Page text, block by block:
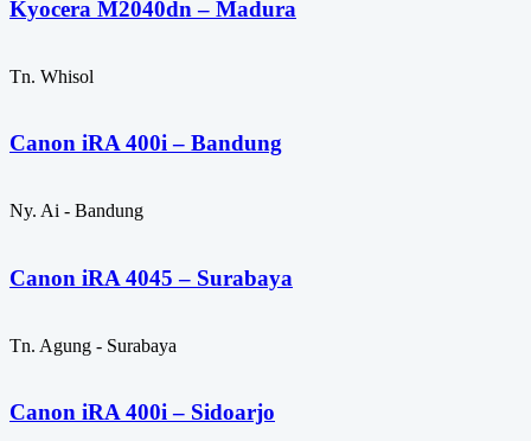
Kyocera M2040dn – Madura
Tn. Whisol
Canon iRA 400i – Bandung
Ny. Ai - Bandung
Canon iRA 4045 – Surabaya
Tn. Agung - Surabaya
Canon iRA 400i – Sidoarjo